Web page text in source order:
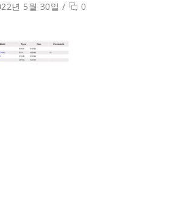
년 5월 30일 /
0